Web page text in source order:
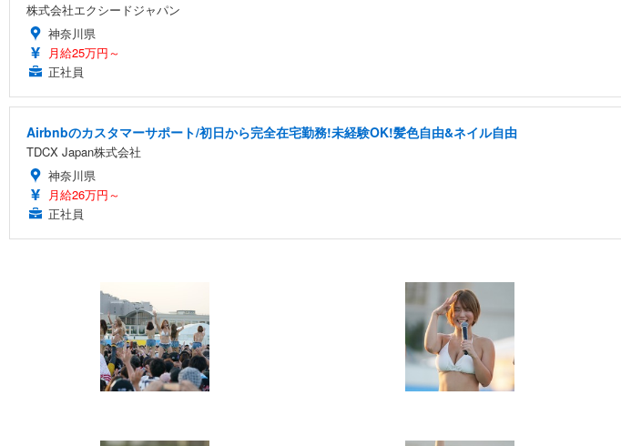
株式会社エクシードジャパン
神奈川県
月給25万円～
正社員
Airbnbのカスタマーサポート/初日から完全在宅勤務!未経験OK!髪色自由&ネイル自由
TDCX Japan株式会社
神奈川県
月給26万円～
正社員